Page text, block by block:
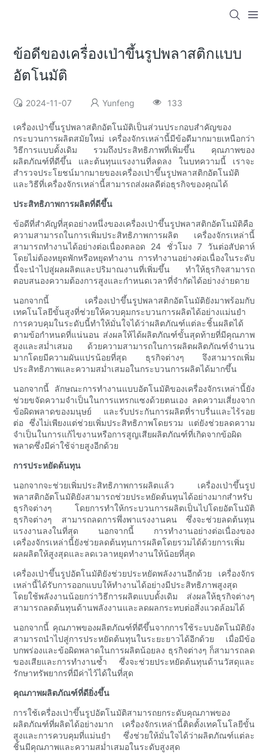
ข้อดีของเครื่องเป่าขึ้นรูปพลาสติกแบบ
อัตโนมัติ
2024-11-07 Yunfeng 133
เครื่องเป่าขึ้นรูปพลาสติกอัตโนมัติเป็นส่วนประกอบสำคัญของ
กระบวนการผลิตสมัยใหม่ เครื่องจักรเหล่านี้มีข้อดีมากมายเหนือกว่า
วิธีการแบบดั้งเดิม รวมถึงประสิทธิภาพที่เพิ่มขึ้น คุณภาพของ
ผลิตภัณฑ์ที่ดีขึ้น และต้นทุนแรงงานที่ลดลง ในบทความนี้ เราจะ
สำรวจประโยชน์มากมายของเครื่องเป่าขึ้นรูปพลาสติกอัตโนมัติ
และวิธีที่เครื่องจักรเหล่านี้สามารถส่งผลดีต่อธุรกิจของคุณได้
ประสิทธิภาพการผลิตที่ดีขึ้น
ข้อดีที่สำคัญที่สุดอย่างหนึ่งของเครื่องเป่าขึ้นรูปพลาสติกอัตโนมัติคือ
ความสามารถในการเพิ่มประสิทธิภาพการผลิต เครื่องจักรเหล่านี้
สามารถทำงานได้อย่างต่อเนื่องตลอด 24 ชั่วโมง 7 วันต่อสัปดาห์
โดยไม่ต้องหยุดพักหรือหยุดทำงาน การทำงานอย่างต่อเนื่องในระดับ
นี้จะนำไปสู่ผลผลิตและปริมาณงานที่เพิ่มขึ้น ทำให้ธุรกิจสามารถ
ตอบสนองความต้องการสูงและกำหนดเวลาที่จำกัดได้อย่างง่ายดาย
นอกจากนี้ เครื่องเป่าขึ้นรูปพลาสติกอัตโนมัติยังมาพร้อมกับ
เทคโนโลยีขั้นสูงที่ช่วยให้ควบคุมกระบวนการผลิตได้อย่างแม่นยำ
การควบคุมในระดับนี้ทำให้มั่นใจได้ว่าผลิตภัณฑ์แต่ละชิ้นผลิตได้
ตามข้อกำหนดที่แน่นอน ส่งผลให้ได้ผลิตภัณฑ์ขั้นสุดท้ายที่มีคุณภาพ
สูงและสม่ำเสมอ ด้วยความสามารถในการผลิตผลิตภัณฑ์จำนวน
มากโดยมีความผันแปรน้อยที่สุด ธุรกิจต่างๆ จึงสามารถเพิ่ม
ประสิทธิภาพและความสม่ำเสมอในกระบวนการผลิตได้มากขึ้น
นอกจากนี้ ลักษณะการทำงานแบบอัตโนมัติของเครื่องจักรเหล่านี้ยัง
ช่วยขจัดความจำเป็นในการแทรกแซงด้วยตนเอง ลดความเสี่ยงจาก
ข้อผิดพลาดของมนุษย์ และรับประกันการผลิตที่ราบรื่นและไร้รอย
ต่อ ซึ่งไม่เพียงแต่ช่วยเพิ่มประสิทธิภาพโดยรวม แต่ยังช่วยลดความ
จำเป็นในการแก้ไขงานหรือการสูญเสียผลิตภัณฑ์ที่เกิดจากข้อผิด
พลาดซึ่งมีค่าใช้จ่ายสูงอีกด้วย
การประหยัดต้นทุน
นอกจากจะช่วยเพิ่มประสิทธิภาพการผลิตแล้ว เครื่องเป่าขึ้นรูป
พลาสติกอัตโนมัติยังสามารถช่วยประหยัดต้นทุนได้อย่างมากสำหรับ
ธุรกิจต่างๆ โดยการทำให้กระบวนการผลิตเป็นไปโดยอัตโนมัติ
ธุรกิจต่างๆ สามารถลดการพึ่งพาแรงงานคน ซึ่งจะช่วยลดต้นทุน
แรงงานลงในที่สุด นอกจากนี้ การทำงานอย่างต่อเนื่องของ
เครื่องจักรเหล่านี้ยังช่วยลดต้นทุนการผลิตโดยรวมได้ด้วยการเพิ่ม
ผลผลิตให้สูงสุดและลดเวลาหยุดทำงานให้น้อยที่สุด
เครื่องเป่าขึ้นรูปอัตโนมัติยังช่วยประหยัดพลังงานอีกด้วย เครื่องจักร
เหล่านี้ได้รับการออกแบบให้ทำงานได้อย่างมีประสิทธิภาพสูงสุด
โดยใช้พลังงานน้อยกว่าวิธีการผลิตแบบดั้งเดิม ส่งผลให้ธุรกิจต่างๆ
สามารถลดต้นทุนด้านพลังงานและลดผลกระทบต่อสิ่งแวดล้อมได้
นอกจากนี้ คุณภาพของผลิตภัณฑ์ที่ดีขึ้นจากการใช้ระบบอัตโนมัติยัง
สามารถนำไปสู่การประหยัดต้นทุนในระยะยาวได้อีกด้วย เมื่อมีข้อ
บกพร่องและข้อผิดพลาดในการผลิตน้อยลง ธุรกิจต่างๆ ก็สามารถลด
ของเสียและการทำงานซ้ำ ซึ่งจะช่วยประหยัดต้นทุนด้านวัสดุและ
รักษาทรัพยากรที่มีค่าไว้ได้ในที่สุด
คุณภาพผลิตภัณฑ์ที่ดียิ่งขึ้น
การใช้เครื่องเป่าขึ้นรูปอัตโนมัติสามารถยกระดับคุณภาพของ
ผลิตภัณฑ์ที่ผลิตได้อย่างมาก เครื่องจักรเหล่านี้ติดตั้งเทคโนโลยีขั้น
สูงและการควบคุมที่แม่นยำ ซึ่งช่วยให้มั่นใจได้ว่าผลิตภัณฑ์แต่ละ
ชิ้นมีคุณภาพและความสม่ำเสมอในระดับสูงสุด